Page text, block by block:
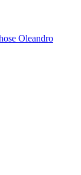
Oleandro